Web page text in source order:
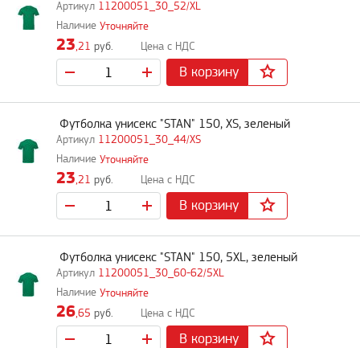
11200051_30_52/XL
Уточняйте
23,21 руб.
В корзину
11200051_30_44/XS
Футболка унисекс "STAN" 150, XS, зеленый
Уточняйте
23,21 руб.
В корзину
11200051_30_60-62/5XL
Футболка унисекс "STAN" 150, 5XL, зеленый
Уточняйте
26,65 руб.
В корзину